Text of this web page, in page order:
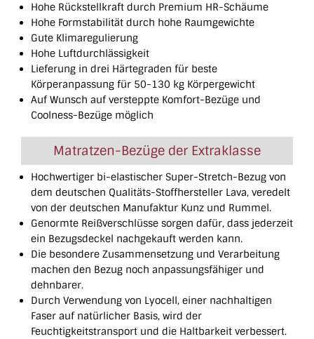
Hohe Rückstellkraft durch Premium HR-Schäume
Hohe Formstabilität durch hohe Raumgewichte
Gute Klimaregulierung
Hohe Luftdurchlässigkeit
Lieferung in drei Härtegraden für beste
Körperanpassung für 50-130 kg Körpergewicht
Auf Wunsch auf versteppte Komfort-Bezüge und
Coolness-Bezüge möglich
Matratzen-Bezüge der Extraklasse
Hochwertiger bi-elastischer Super-Stretch-Bezug von
dem deutschen Qualitäts-Stoffhersteller Lava, veredelt
von der deutschen Manufaktur Kunz und Rummel.
Genormte Reißverschlüsse sorgen dafür, dass jederzeit
ein Bezugsdeckel nachgekauft werden kann.
Die besondere Zusammensetzung und Verarbeitung
machen den Bezug noch anpassungsfähiger und
dehnbarer.
Durch Verwendung von Lyocell, einer nachhaltigen
Faser auf natürlicher Basis, wird der
Feuchtigkeitstransport und die Haltbarkeit verbessert.